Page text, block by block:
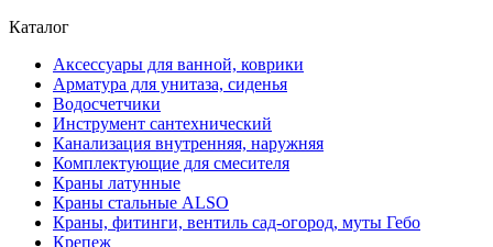
Каталог
Аксессуары для ванной, коврики
Арматура для унитаза, сиденья
Водосчетчики
Инструмент сантехнический
Канализация внутренняя, наружняя
Комплектующие для смесителя
Краны латунные
Краны стальные ALSO
Краны, фитинги, вентиль сад-огород, муты Гебо
Крепеж